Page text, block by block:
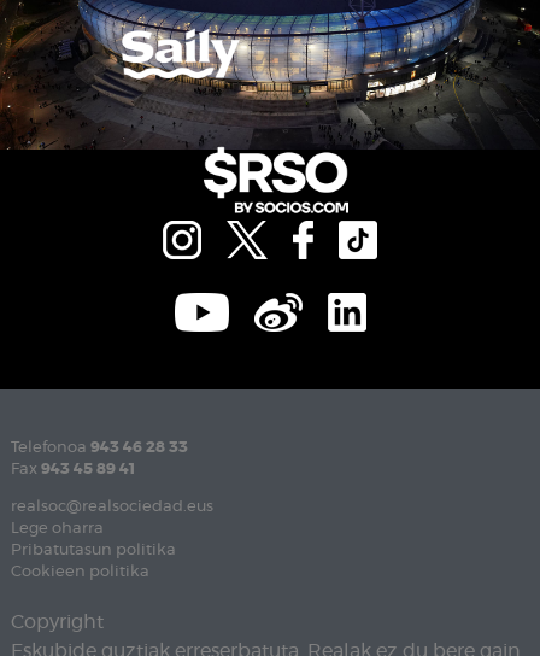
Telefonoa 943 46 28 33
Fax 943 45 89 41
realsoc@realsociedad.eus
Lege oharra
Pribatutasun politika
Cookieen politika
Copyright
Eskubide guztiak erreserbatuta. Realak ez du bere gain